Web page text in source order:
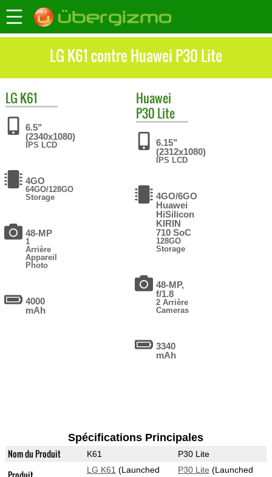
LG K61 contre Huawei P30 Lite
LG K61
6.5"
(2340x1080)
IPS LCD
4GO
64GO/128GO
Storage
48-MP
1
Arrière
Appareil
Photo
4000
mAh
Huawei
P30 Lite
6.15"
(2312x1080)
IPS LCD
4GO/6GO
Huawei
HiSilicon
KIRIN
710 SoC
128GO
Storage
48-MP,
f/1.8
2 Arrière
Cameras
3340
mAh
Spécifications Principales
Nom du Produit K61 P30 Lite
LG K61 (Launched
P30 Lite (Launched